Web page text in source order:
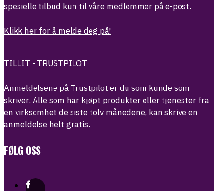
spesielle tilbud kun til våre medlemmer på e-post.
Klikk her for å melde deg på!
TILLIT - TRUSTPILOT
Anmeldelsene på Trustpilot er du som kunde som
skriver. Alle som har kjøpt produkter eller tjenester fra
en virksomhet de siste tolv månedene, kan skrive en
anmeldelse helt gratis.
FØLG OSS